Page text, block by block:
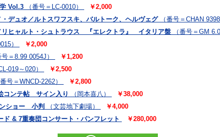
Vol.3 （番号＝LC-0010）
￥2,000
デュオ／ルトスワフスキ、バルトーク、ヘルヴェグ
（番号＝CHAN
リヒャルト・シュトラウス 『エレクトラ』 イタリア盤
（番号＝GM
）
￥2,000
号＝8.99 0054J）
￥1,200
019～020）
￥2,500
番号＝WNCD-2262）
￥2,800
コンテ帖 サイン入り
（岡本喜八）
￥38,000
ショー 小判
（文芸地下劇場）
￥4,000
& 7重奏団コンサート・パンフレット
￥280,000